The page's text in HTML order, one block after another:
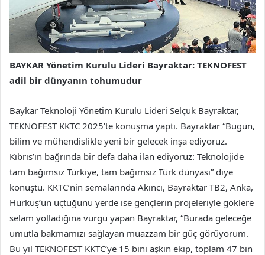
BAYKAR Yönetim Kurulu Lideri Bayraktar: TEKNOFEST
adil bir dünyanın tohumudur
Baykar Teknoloji Yönetim Kurulu Lideri Selçuk Bayraktar,
TEKNOFEST KKTC 2025’te konuşma yaptı. Bayraktar “Bugün,
bilim ve mühendislikle yeni bir gelecek inşa ediyoruz.
Kıbrıs’ın bağrında bir defa daha ilan ediyoruz: Teknolojide
tam bağımsız Türkiye, tam bağımsız Türk dünyası” diye
konuştu. KKTC’nin semalarında Akıncı, Bayraktar TB2, Anka,
Hürkuş’un uçtuğunu yerde ise gençlerin projeleriyle göklere
selam yolladığına vurgu yapan Bayraktar, “Burada geleceğe
umutla bakmamızı sağlayan muazzam bir güç görüyorum.
Bu yıl TEKNOFEST KKTC’ye 15 bini aşkın ekip, toplam 47 bin